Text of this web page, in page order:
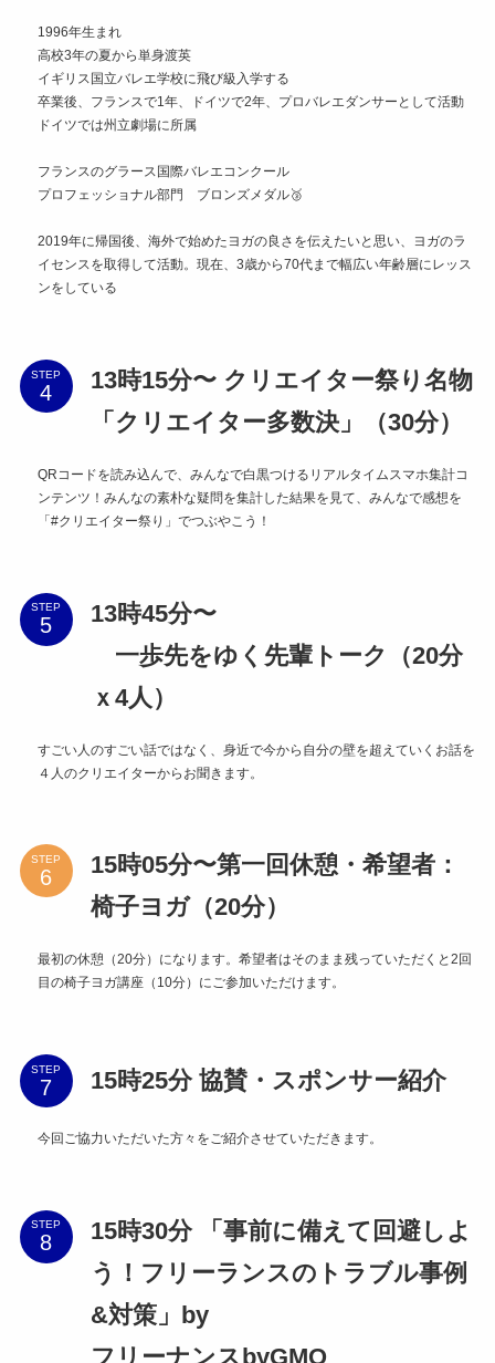
1996年生まれ
高校3年の夏から単身渡英
イギリス国立バレエ学校に飛び級入学する
卒業後、フランスで1年、ドイツで2年、プロバレエダンサーとして活動
ドイツでは州立劇場に所属
フランスのグラース国際バレエコンクール
プロフェッショナル部門 ブロンズメダル🥉
2019年に帰国後、海外で始めたヨガの良さを伝えたいと思い、ヨガのラ
イセンスを取得して活動。現在、3歳から70代まで幅広い年齢層にレッス
ンをしている
STEP
13時15分〜 クリエイター祭り名物
「クリエイター多数決」（30分）
QRコードを読み込んで、みんなで白黒つけるリアルタイムスマホ集計コ
ンテンツ！みんなの素朴な疑問を集計した結果を見て、みんなで感想を
「#クリエイター祭り」でつぶやこう！
STEP
13時45分〜
一歩先をゆく先輩トーク（20分
ｘ4人）
すごい人のすごい話ではなく、身近で今から自分の壁を超えていくお話を
４人のクリエイターからお聞きます。
STEP
15時05分〜第一回休憩・希望者：
椅子ヨガ（20分）
最初の休憩（20分）になります。希望者はそのまま残っていただくと2回
目の椅子ヨガ講座（10分）にご参加いただけます。
STEP 15時25分 協賛・スポンサー紹介
今回ご協力いただいた方々をご紹介させていただきます。
STEP
15時30分 「事前に備えて回避しよ
う！フリーランスのトラブル事例
&対策」by
フリーナンスbyGMO